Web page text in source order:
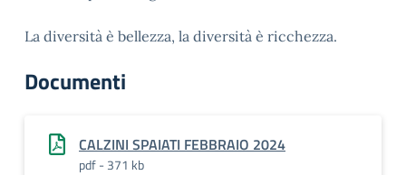
La diversità è bellezza, la diversità è ricchezza.
Documenti
CALZINI SPAIATI FEBBRAIO 2024
pdf - 371 kb